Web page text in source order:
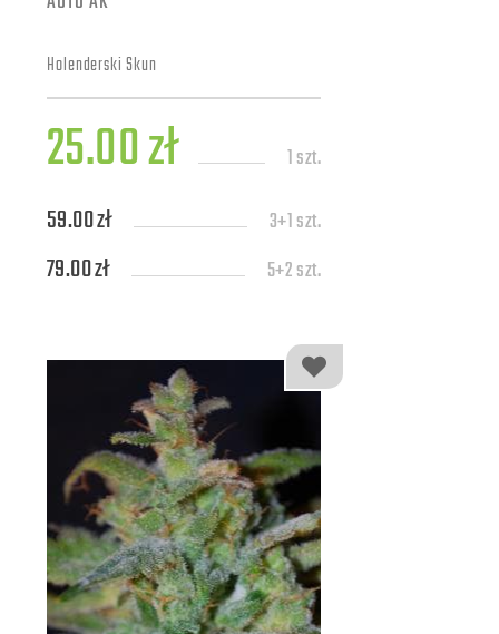
Holenderski Skun
25.00 zł 1 szt.
59.00 zł 3+1 szt.
79.00 zł 5+2 szt.
309.00 zł 25+7 szt.
1109.00 zł 100+20 szt.